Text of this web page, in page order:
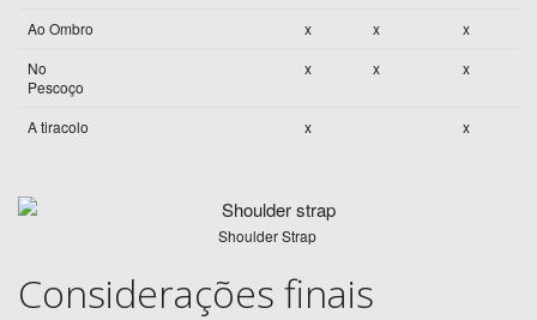
Ao Ombro
x x
x
No
Pescoço
x x x
A tiracolo x x
Shoulder Strap
Considerações finais